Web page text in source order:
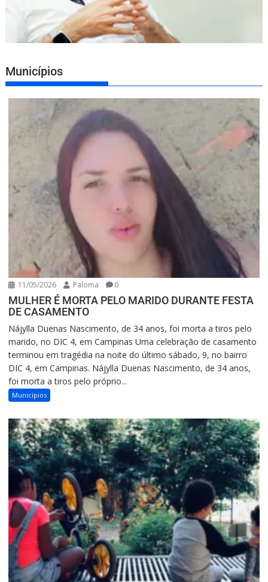
Municípios
11/05/2026 Paloma 0
MULHER É MORTA PELO MARIDO DURANTE FESTA
DE CASAMENTO
Nájylla Duenas Nascimento, de 34 anos, foi morta a tiros pelo
marido, no DIC 4, em Campinas Uma celebração de casamento
terminou em tragédia na noite do último sábado, 9, no bairro
DIC 4, em Campinas. Nájylla Duenas Nascimento, de 34 anos,
foi morta a tiros pelo próprio...
Municipios